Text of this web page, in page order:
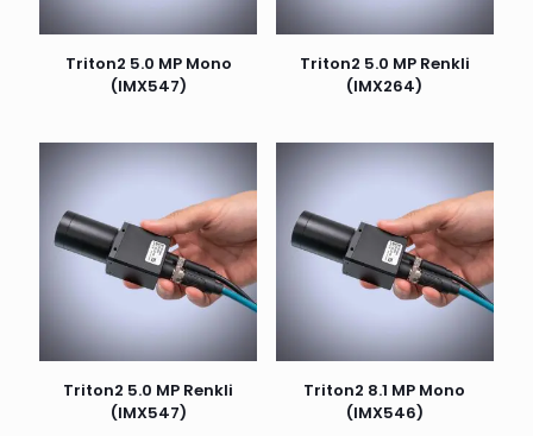
Triton2 5.0 MP Mono
(IMX547)
Triton2 5.0 MP Renkli
(IMX264)
Triton2 5.0 MP Renkli
(IMX547)
Triton2 8.1 MP Mono
(IMX546)